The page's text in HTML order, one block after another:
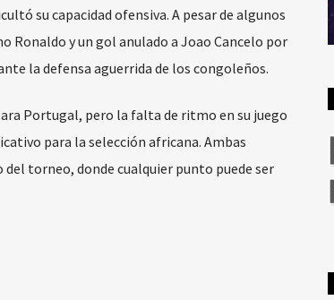
su capacidad ofensiva. A pesar de algunos
Ronaldo y un gol anulado a Joao Cancelo por
la defensa aguerrida de los congoleños.
Portugal, pero la falta de ritmo en su juego
para la selección africana. Ambas
torneo, donde cualquier punto puede ser